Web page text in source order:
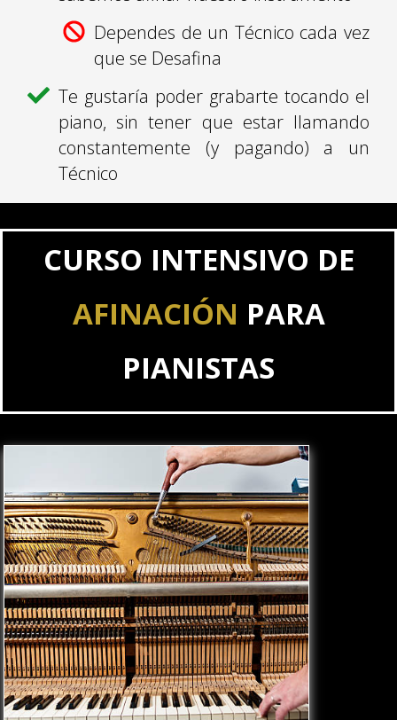
Dependes de un Técnico cada vez
que se Desafina
Te gustaría poder grabarte tocando el
piano, sin tener que estar llamando
constantemente (y pagando) a un
Técnico
CURSO INTENSIVO DE
AFINACIÓN PARA
PIANISTAS